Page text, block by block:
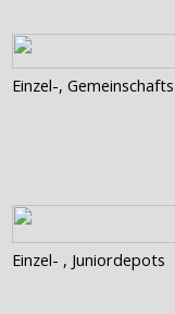
Einzel-,
Einzel- , Juniordepots